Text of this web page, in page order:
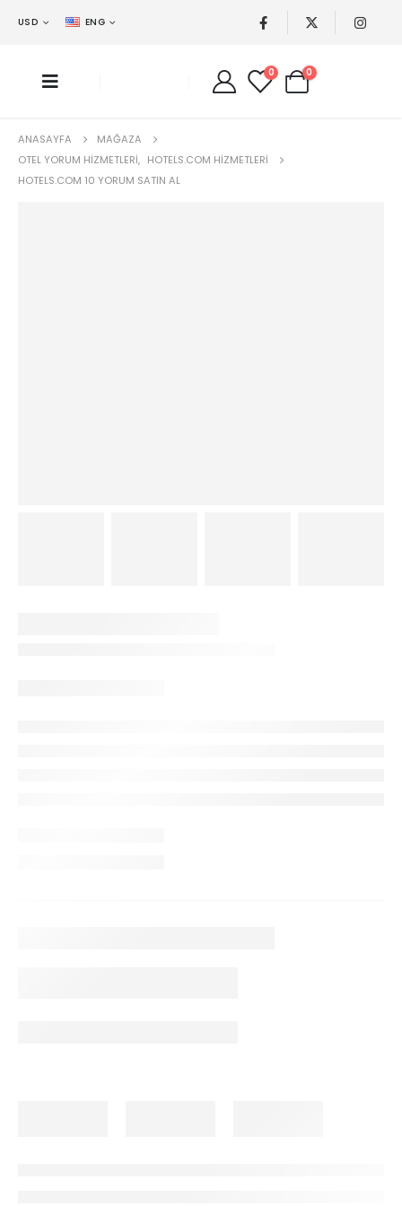
USD ENG
0 0
ANASAYFA
MAĞAZA
OTEL YORUM HIZMETLERI, HOTELS.COM HIZMETLERI
HOTELS.COM 10 YORUM SATIN AL